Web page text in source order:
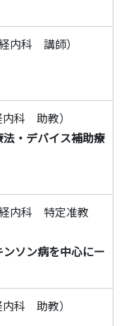
内科 講師）
科 助教）
・デバイス補助療
内科 特定准教
ソン病を中心にー
科 助教）